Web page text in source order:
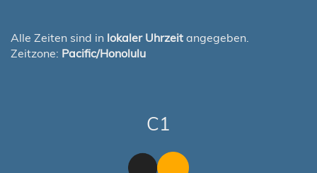
Alle Zeiten sind in lokaler Uhrzeit angegeben.
Zeitzone: Pacific/Honolulu
C1